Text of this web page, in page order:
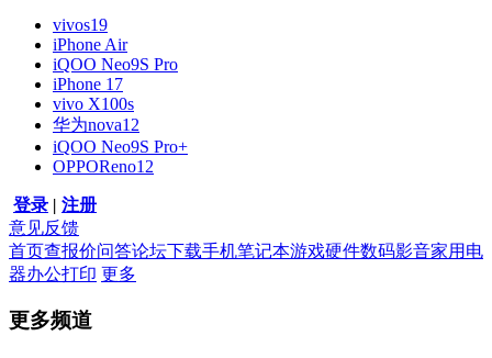
vivos19
iPhone Air
iQOO Neo9S Pro
iPhone 17
vivo X100s
华为nova12
iQOO Neo9S Pro+
OPPOReno12
登录 | 注册
意见反馈
首页查报价问答论坛下载手机笔记本游戏硬件数码影音家用电
器办公打印 更多
更多频道